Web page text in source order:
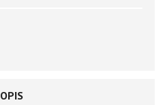
OPIS